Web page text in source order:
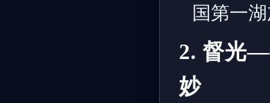
国第一
2. 督光
妙